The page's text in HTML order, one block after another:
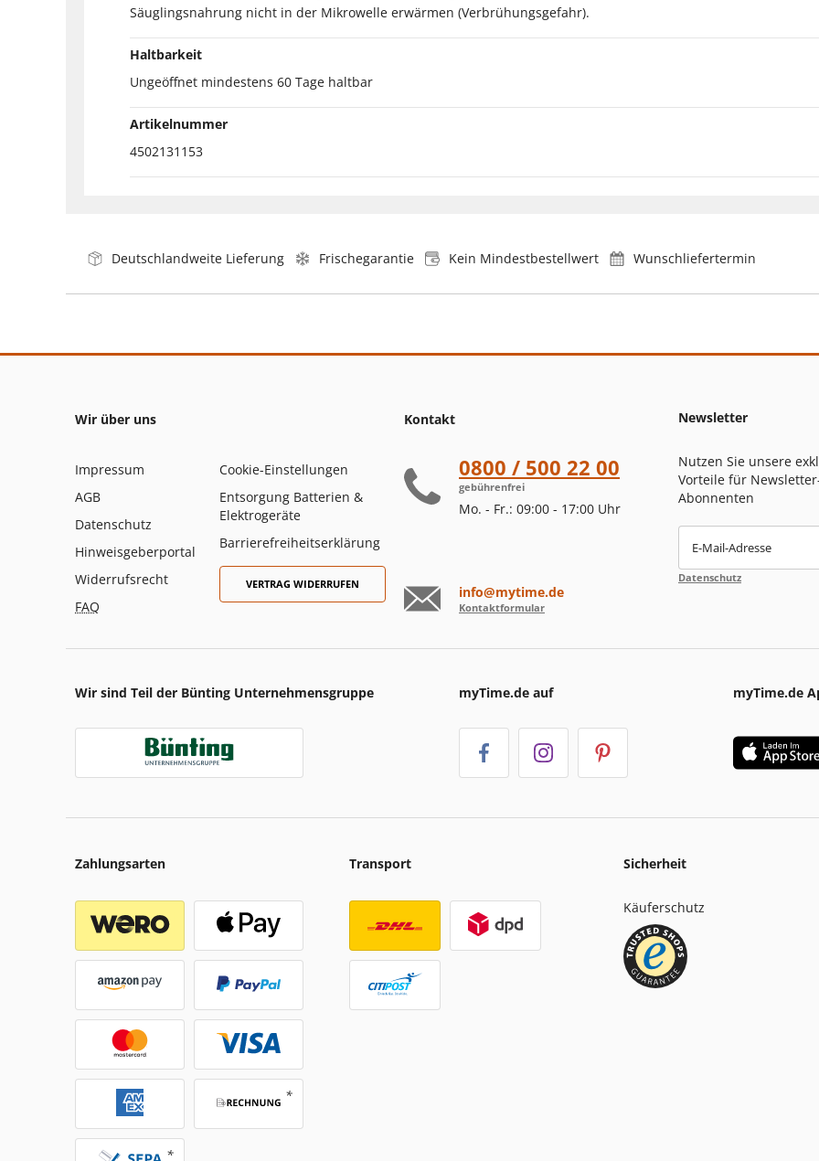
Säuglingsnahrung nicht in der Mikrowelle erwärmen (Verbrühungsgefahr).
Haltbarkeit
Ungeöffnet mindestens 60 Tage haltbar
Artikelnummer
4502131153
Deutschlandweite Lieferung Frischegarantie Kein Mindestbestellwert Wunschliefertermin
Wir über uns
Impressum
AGB
Datenschutz
Hinweisgeberportal
Widerrufsrecht
FAQ
Cookie-Einstellungen
Entsorgung Batterien &
Elektrogeräte
Barrierefreiheitserklärung
VERTRAG WIDERRUFEN
Kontakt
0800 / 500 22 00
gebührenfrei
Mo. - Fr.: 09:00 - 17:00 Uhr
info@mytime.de
Kontaktformular
Newsletter
Nutzen Sie unsere
Vorteile für
Abonnenten
E-Mail-Adresse
Datenschutz
Wir sind Teil der Bünting Unternehmensgruppe myTime.de auf myTime.de
Zahlungsarten Transport Sicherheit
Käuferschutz